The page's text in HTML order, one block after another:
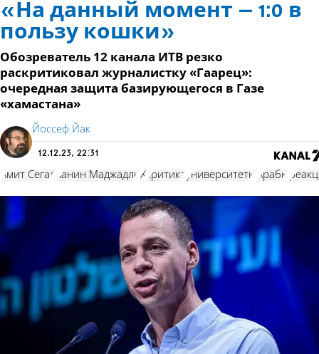
«На данный момент – 1:0 в
пользу кошки»
Обозреватель 12 канала ИТВ резко
раскритиковал журналистку «Гаарец»:
очередная защита базирующегося в Газе
«хамастана»
Йоссеф Йак
12.12.23, 22:31
Амит Сегал Ханин Маджадли Х критика университеты Арабы